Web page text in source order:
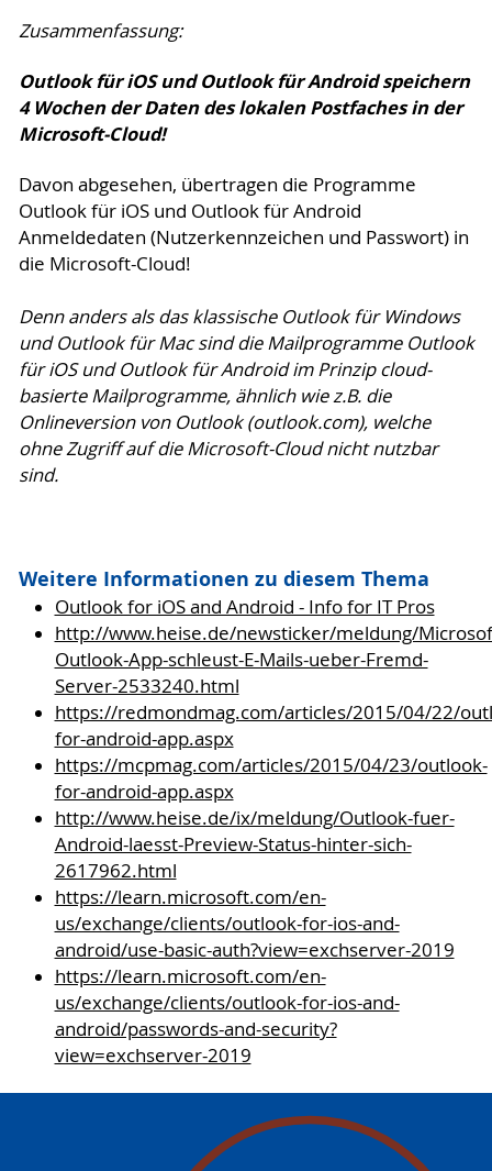
Zusammenfassung:
Outlook für iOS und Outlook für Android speichern
4 Wochen der Daten des lokalen Postfaches in der
Microsoft-Cloud!
Davon abgesehen, übertragen die Programme
Outlook für iOS und Outlook für Android
Anmeldedaten (Nutzerkennzeichen und Passwort) in
die Microsoft-Cloud!
Denn anders als das klassische Outlook für Windows
und Outlook für Mac sind die Mailprogramme Outlook
für iOS und Outlook für Android im Prinzip cloud-
basierte Mailprogramme, ähnlich wie z.B. die
Onlineversion von Outlook (outlook.com), welche
ohne Zugriff auf die Microsoft-Cloud nicht nutzbar
sind.
Weitere Informationen zu diesem Thema
Outlook for iOS and Android - Info for IT Pros
http://www.heise.de/newsticker/meldung/
Outlook-App-schleust-E-Mails-ueber-Fremd-
Server-2533240.html
https://redmondmag.com/articles/2015/04/22/
for-android-app.aspx
https://mcpmag.com/articles/2015/04/23/outlook-
for-android-app.aspx
http://www.heise.de/ix/meldung/Outlook-fuer-
Android-laesst-Preview-Status-hinter-sich-
2617962.html
https://learn.microsoft.com/en-
us/exchange/clients/outlook-for-ios-and-
android/use-basic-auth?view=exchserver-2019
https://learn.microsoft.com/en-
us/exchange/clients/outlook-for-ios-and-
android/passwords-and-security?
view=exchserver-2019